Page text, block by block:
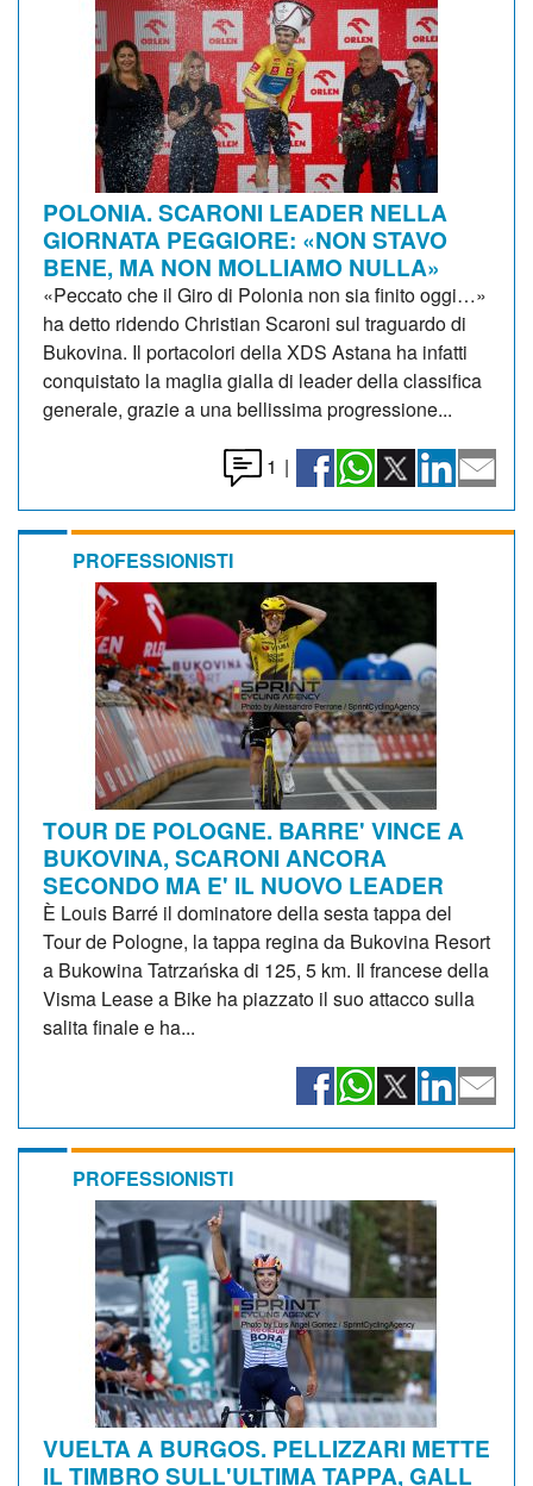
POLONIA. SCARONI LEADER NELLA
GIORNATA PEGGIORE: «NON STAVO
BENE, MA NON MOLLIAMO NULLA»
«Peccato che il Giro di Polonia non sia finito oggi…»
ha detto ridendo Christian Scaroni sul traguardo di
Bukovina. Il portacolori della XDS Astana ha infatti
conquistato la maglia gialla di leader della classifica
generale, grazie a una bellissima progressione...
1 |
PROFESSIONISTI
TOUR DE POLOGNE. BARRE' VINCE A
BUKOVINA, SCARONI ANCORA
SECONDO MA E' IL NUOVO LEADER
È Louis Barré il dominatore della sesta tappa del
Tour de Pologne, la tappa regina da Bukovina Resort
a Bukowina Tatrzańska di 125, 5 km. Il francese della
Visma Lease a Bike ha piazzato il suo attacco sulla
salita finale e ha...
PROFESSIONISTI
VUELTA A BURGOS. PELLIZZARI METTE
IL TIMBRO SULL'ULTIMA TAPPA, GALL